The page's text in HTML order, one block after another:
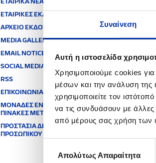
Συναίνεση
Αυτή η ιστοσελίδα
Χρησιμοποιούμε cookies
μέσων και την ανάλυση της
χρησιμοποιείτε τον
να τις συνδυάσουν με
από μέρους σας χρήση των
συγκατάθεσης
Απολύτως Απαραίτητα
ΕΤΑΙΡΙΚΕΣ ΕΚΔΟΣΕΙΣ
ΑΡΧΕΙΟ ΕΚΔΟΣΕΩΝ
MEDIA GALLERY
EMAIL NOTICE
SOCIAL MEDIA
RSS
ΕΠΙΚΟΙΝΩΝΙΑ
ΜΟΝΑΔΕΣ ΕΝΕΡΓΕΙΑΣ &
ΠΙΝΑΚΕΣ ΜΕΤΑΤΡΟΠΗΣ
ΠΡΟΣΤΑΣΙΑ ΔΕΔΟΜΕΝΩΝ
ΠΡΟΣΩΠΙΚΟΥ ΧΑΡΑΚΤΗΡΑ
Η
ότι
Η
Με